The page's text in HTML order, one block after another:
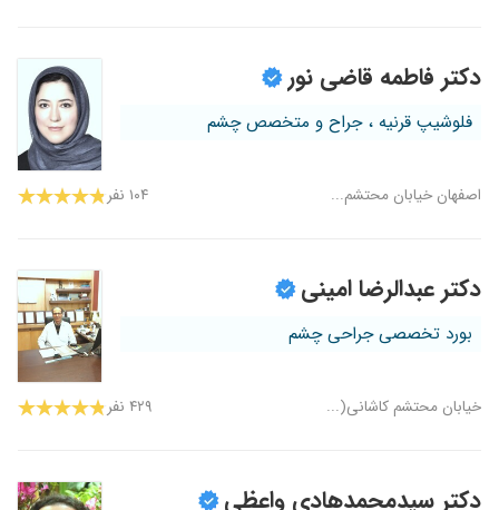
دکتر فاطمه قاضی نور
فلوشیپ قرنیه ، جراح و متخصص چشم
اصفهان خیابان محتشم... ۱۰۴ نفر
دکتر عبدالرضا امینی
بورد تخصصی جراحی چشم
خیابان محتشم کاشانی(... ۴۲۹ نفر
دکتر سیدمحمدهادی واعظی